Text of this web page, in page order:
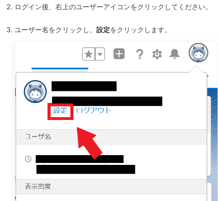
ログイン後、右上のユーザーアイコンをクリックしてください。
ユーザー名をクリックし、 設定をクリックします。